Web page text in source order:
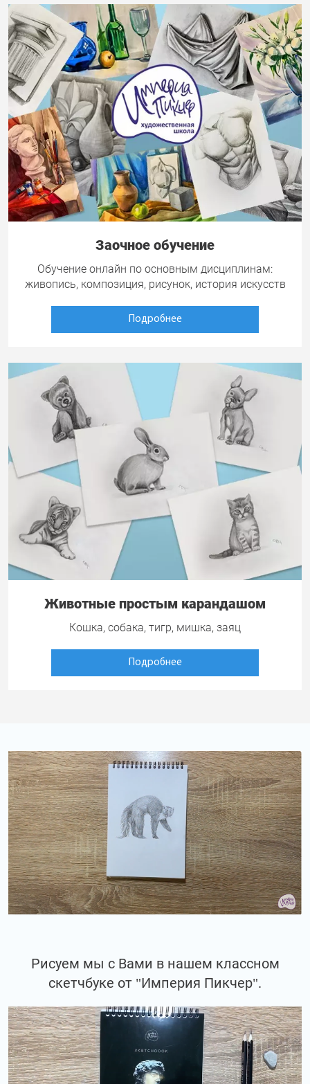
Заочное обучение
Обучение онлайн по основным дисциплинам:
живопись, композиция, рисунок, история искусств
Подробнее
Животные простым карандашом
Кошка, собака, тигр, мишка, заяц
Подробнее
Рисуем мы с Вами в нашем классном
скетчбуке от "Империя Пикчер".